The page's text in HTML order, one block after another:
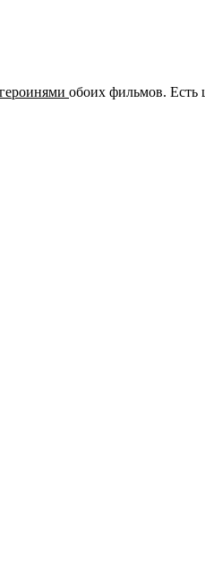
героинями обоих фильмов. Есть